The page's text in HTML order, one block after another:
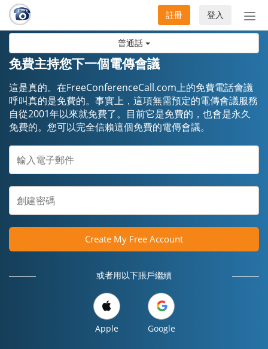
普通話
切
換
登入
註冊
免費主持您下一個電傳會議
這是真的。在FreeConferenceCall.com上的免費電話會議
呼叫真的是免費的。事實上，這項無需預定的電傳會議服務
自從2001年以來就免費了。目前它是免費的，也會是永久
免費的。您可以完全信賴這個免費的電傳會議。
Create My Free Account
或者用以下賬戶繼續
Apple Google